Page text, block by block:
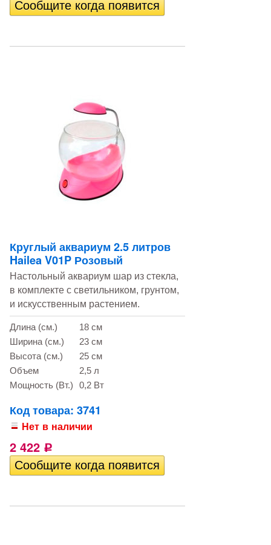
Круглый аквариум 2.5 литров
Hailea V01P Розовый
Настольный аквариум шар из стекла,
в комплекте с светильником, грунтом,
и искусственным растением.
Длина (см.)
18 см
Ширина (см.)
23 см
Высота (см.)
25 см
Объем
2,5 л
Мощность (Вт.)
0,2 Вт
Код товара: 3741
Нет в наличии
2 422 Р